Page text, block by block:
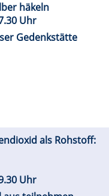
häkeln
Uhr
Gedenkstätte
als Rohstoff:
Uhr